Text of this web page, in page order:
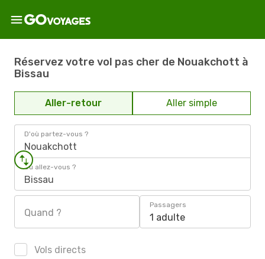
Réservez votre vol pas cher de Nouakchott à
Bissau
Aller-retour Aller simple
D'où partez-vous ?
Nouakchott
Où allez-vous ?
Bissau
Quand ?
Passagers
1 adulte
Vols directs